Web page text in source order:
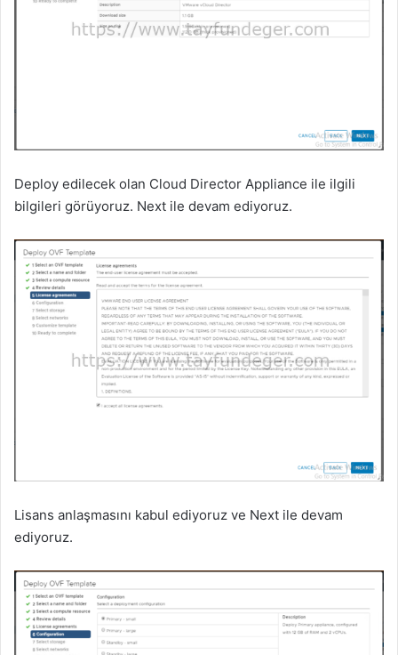
Deploy edilecek olan Cloud Director Appliance ile ilgili
bilgileri görüyoruz. Next ile devam ediyoruz.
Lisans anlaşmasını kabul ediyoruz ve Next ile devam
ediyoruz.